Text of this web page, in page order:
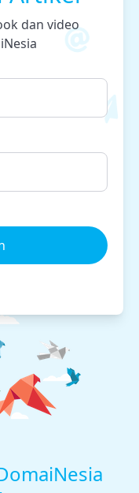
dan video